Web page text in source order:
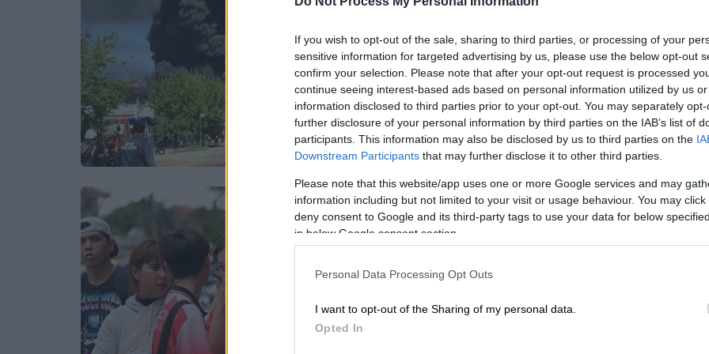
If you wish to opt-out of the sale, sharing to third parties, or processing of your
sensitive information for targeted advertising by us, please use the below opt-out
confirm your selection. Please note that after your opt-out request is processed
continue seeing interest-based ads based on personal information utilized by us
information disclosed to third parties prior to your opt-out. You may separately
further disclosure of your personal information by third parties on the IAB’s list of
participants. This information may also be disclosed by us to third parties on the
Downstream Participants that may further disclose it to other third parties.
Please note that this website/app uses one or more Google services and may
information including but not limited to your visit or usage behaviour. You may
deny consent to Google and its third-party tags to use your data for below
in below Google consent section.
Personal Data Processing Opt Outs
I want to opt-out of the Sharing of my personal data.
Opted In
ονόματα και ο «εγκέφαλος»
Νέο γύρο κλιμάκωσης πυροδοτούν οι
νέοι ισχυρισμοί της Μόσχας, που
κατηγορεί ευθέως το ΝΑΤΟ για
«άμεση συμμετοχή» και εμπλοκή στις
ουκρανικές στρατιωτικές επιθέσεις
Κόσμος|07.08.2026 10:09
Μακελειό στην Ταϊλάνδη: Έφηβος
σκότωσε τον παππού και τη γιαγιά
Σύμφωνα με την αστυνομία, ο